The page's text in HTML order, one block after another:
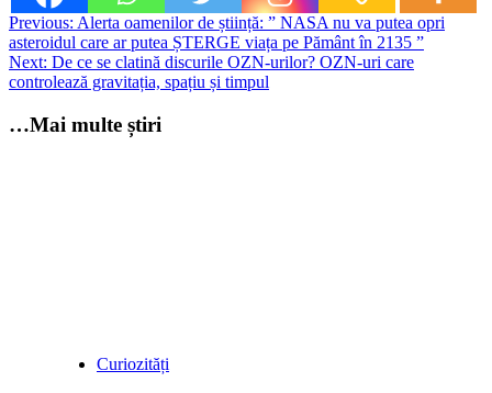
Post
navigation
Previous: Alerta oamenilor de știință: ” NASA nu va putea opri
asteroidul care ar putea ȘTERGE viața pe Pământ în 2135 ”
Next: De ce se clatină discurile OZN-urilor? OZN-uri care
controlează gravitația, spațiu și timpul
…Mai multe știri
Curiozități